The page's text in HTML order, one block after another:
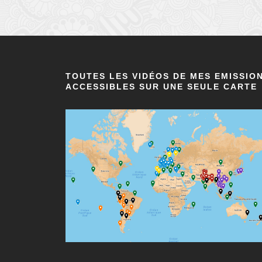
TOUTES LES VIDÉOS DE MES
ACCESSIBLES SUR UNE SEULE CARTE